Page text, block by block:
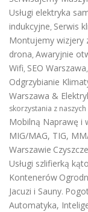
Usługi elektryka
indukcyjne, Serwis
Montujemy wizjery
drona, Awaryjnie
Wifi, SEO Warszawa,
Odgrzybianie
Warszawa &
skorzystania z
Mobilną Naprawę i
MIG/MAG, TIG,
Warszawie
Usługi szlifierką
Kontenerów
Jacuzi i Sauny.
Automatyka,